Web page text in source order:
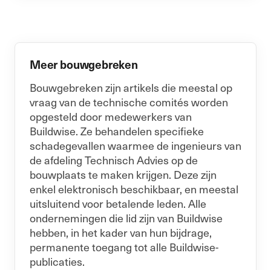
Meer bouwgebreken
Bouwgebreken zijn artikels die meestal op
vraag van de technische comités worden
opgesteld door medewerkers van
Buildwise. Ze behandelen specifieke
schadegevallen waarmee de ingenieurs van
de afdeling Technisch Advies op de
bouwplaats te maken krijgen. Deze zijn
enkel elektronisch beschikbaar, en meestal
uitsluitend voor betalende leden. Alle
ondernemingen die lid zijn van Buildwise
hebben, in het kader van hun bijdrage,
permanente toegang tot alle Buildwise-
publicaties.